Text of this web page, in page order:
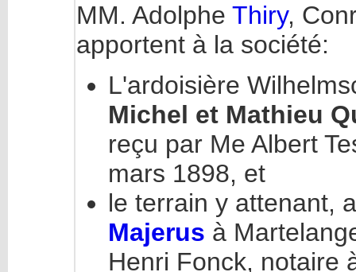
MM. Adolphe Thiry,
apportent à la société:
L'ardoisière
Michel et Mathieu
reçu par Me Albert
mars 1898, et
le terrain y attenant,
Majerus à
Henri Fonck, notaire